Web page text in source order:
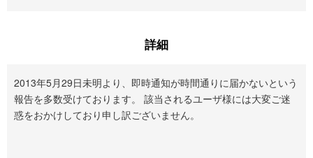
詳細
2013年5月29日未明より、即時通知が時間通りに届かないという
報告を多数受けております。 該当されるユーザ様には大変ご迷
惑をおかけしており申し訳ございません。